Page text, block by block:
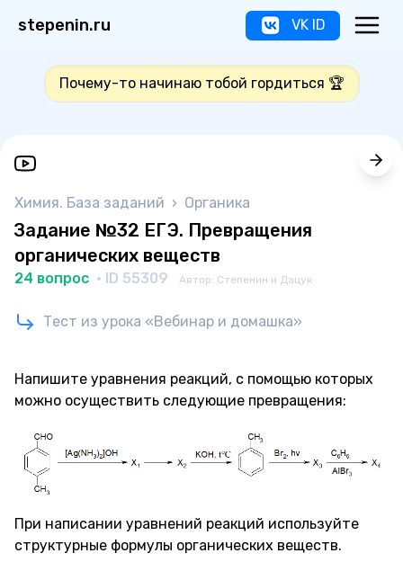
stepenin.ru VK ID
Почему-то начинаю тобой гордиться 🏆
Химия. База заданий › Органика
Задание №32 ЕГЭ. Превращения
органических веществ
24 вопрос · ID 55309 Автор: Степенин и Дацук
Тест из урока «Вебинар и домашка»
Напишите уравнения реакций, с помощью которых
можно осуществить следующие превращения:
При написании уравнений реакций используйте
структурные формулы органических веществ.